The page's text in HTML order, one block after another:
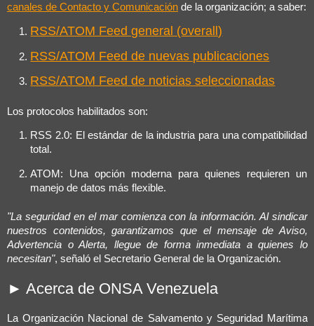
canales de Contacto y Comunicación de la organización; a saber:
RSS/ATOM Feed general (overall)
RSS/ATOM Feed de nuevas publicaciones
RSS/ATOM Feed de noticias seleccionadas
Los protocolos habilitados son:
RSS 2.0: El estándar de la industria para una compatibilidad
total.
ATOM: Una opción moderna para quienes requieren un
manejo de datos más flexible.
"La seguridad en el mar comienza con la información. Al sindicar
nuestros contenidos, garantizamos que el mensaje de Aviso,
Advertencia o Alerta, llegue de forma inmediata a quienes lo
necesitan", señaló el Secretario General de la Organización.
► Acerca de ONSA Venezuela
La Organización Nacional de Salvamento y Seguridad Marítima